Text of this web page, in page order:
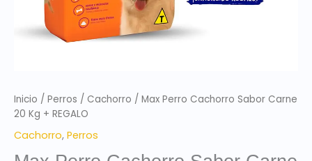
Inicio / Perros / Cachorro / Max Perro Cachorro Sabor Carne
20 Kg + REGALO
Cachorro, Perros